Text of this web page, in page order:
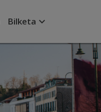
Bilketa expand_more